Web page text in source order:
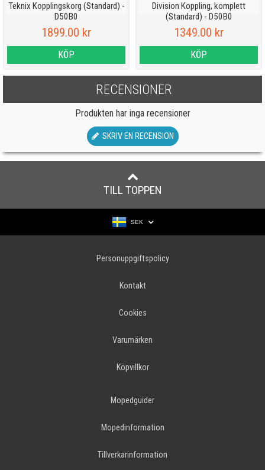
Teknix Kopplingskorg (Standard) -
D50B0
1899.00 kr
KÖP
Division Koppling, komplett
(Standard) - D50B0
1349.00 kr
KÖP
RECENSIONER
Produkten har inga recensioner
SKRIV EN RECENSION
TILL TOPPEN
SEK
Personuppgiftspolicy
Kontakt
Cookies
Varumärken
Köpvillkor
Mopedguider
Mopedinformation
Tillverkarinformation